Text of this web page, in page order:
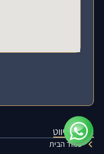
תפריט ניווט
עמוד הבית